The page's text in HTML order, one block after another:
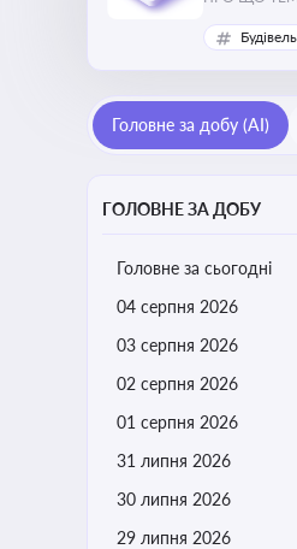
Головне за добу (AI)
ГОЛОВНЕ ЗА ДОБУ
Головне за сьогодні
04 серпня 2026
03 серпня 2026
02 серпня 2026
01 серпня 2026
31 липня 2026
30 липня 2026
29 липня 2026